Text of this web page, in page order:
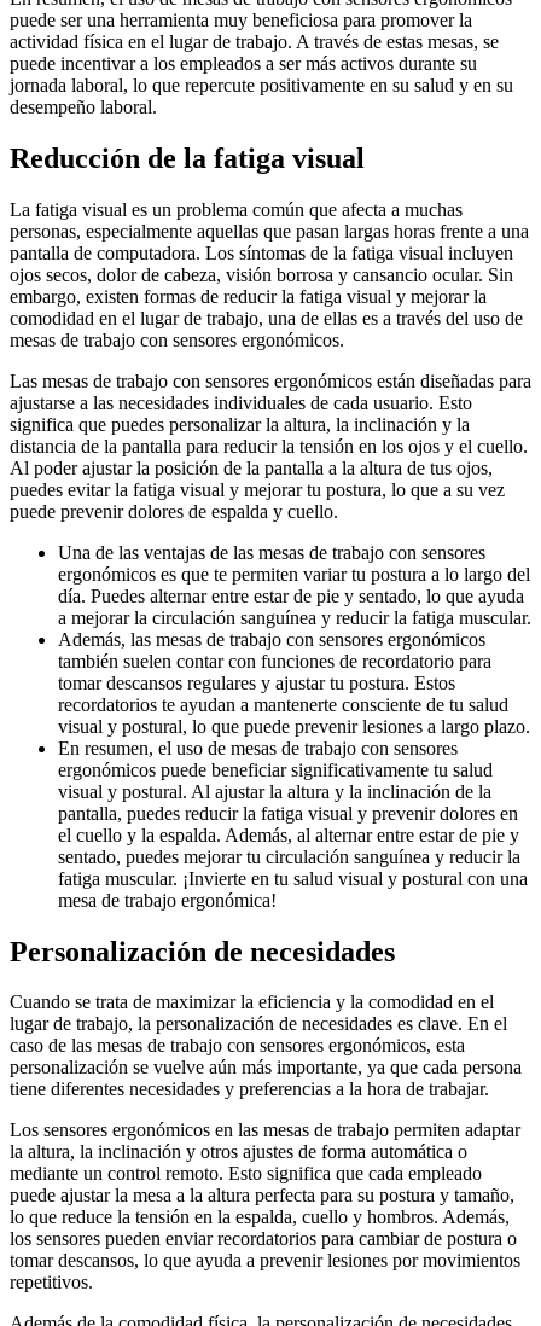
puede ser una herramienta muy beneficiosa para promover la
actividad física en el lugar de trabajo. A través de estas mesas, se
puede incentivar a los empleados a ser más activos durante su
jornada laboral, lo que repercute positivamente en su salud y en su
desempeño laboral.
Reducción de la fatiga visual
La fatiga visual es un problema común que afecta a muchas
personas, especialmente aquellas que pasan largas horas frente a una
pantalla de computadora. Los síntomas de la fatiga visual incluyen
ojos secos, dolor de cabeza, visión borrosa y cansancio ocular. Sin
embargo, existen formas de reducir la fatiga visual y mejorar la
comodidad en el lugar de trabajo, una de ellas es a través del uso de
mesas de trabajo con sensores ergonómicos.
Las mesas de trabajo con sensores ergonómicos están diseñadas para
ajustarse a las necesidades individuales de cada usuario. Esto
significa que puedes personalizar la altura, la inclinación y la
distancia de la pantalla para reducir la tensión en los ojos y el cuello.
Al poder ajustar la posición de la pantalla a la altura de tus ojos,
puedes evitar la fatiga visual y mejorar tu postura, lo que a su vez
puede prevenir dolores de espalda y cuello.
Una de las ventajas de las mesas de trabajo con sensores
ergonómicos es que te permiten variar tu postura a lo largo del
día. Puedes alternar entre estar de pie y sentado, lo que ayuda
a mejorar la circulación sanguínea y reducir la fatiga muscular.
Además, las mesas de trabajo con sensores ergonómicos
también suelen contar con funciones de recordatorio para
tomar descansos regulares y ajustar tu postura. Estos
recordatorios te ayudan a mantenerte consciente de tu salud
visual y postural, lo que puede prevenir lesiones a largo plazo.
En resumen, el uso de mesas de trabajo con sensores
ergonómicos puede beneficiar significativamente tu salud
visual y postural. Al ajustar la altura y la inclinación de la
pantalla, puedes reducir la fatiga visual y prevenir dolores en
el cuello y la espalda. Además, al alternar entre estar de pie y
sentado, puedes mejorar tu circulación sanguínea y reducir la
fatiga muscular. ¡Invierte en tu salud visual y postural con una
mesa de trabajo ergonómica!
Personalización de necesidades
Cuando se trata de maximizar la eficiencia y la comodidad en el
lugar de trabajo, la personalización de necesidades es clave. En el
caso de las mesas de trabajo con sensores ergonómicos, esta
personalización se vuelve aún más importante, ya que cada persona
tiene diferentes necesidades y preferencias a la hora de trabajar.
Los sensores ergonómicos en las mesas de trabajo permiten adaptar
la altura, la inclinación y otros ajustes de forma automática o
mediante un control remoto. Esto significa que cada empleado
puede ajustar la mesa a la altura perfecta para su postura y tamaño,
lo que reduce la tensión en la espalda, cuello y hombros. Además,
los sensores pueden enviar recordatorios para cambiar de postura o
tomar descansos, lo que ayuda a prevenir lesiones por movimientos
repetitivos.